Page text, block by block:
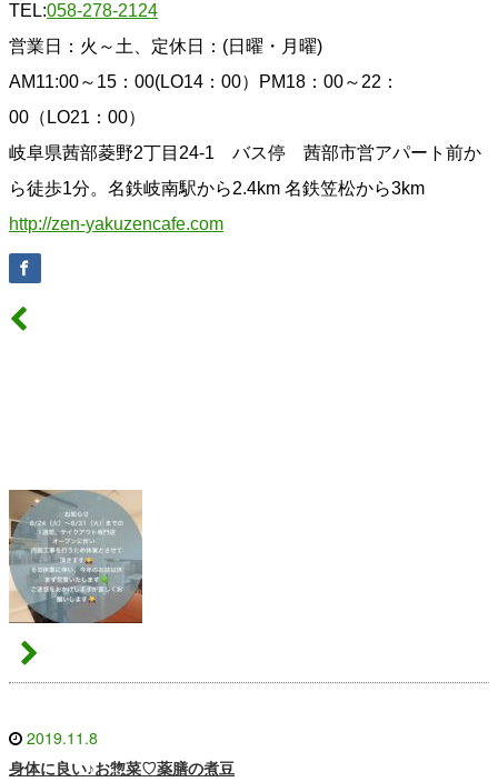
TEL:058-278-2124
営業日：火～土、定休日：(日曜・月曜)
AM11:00～15：00(LO14：00）PM18：00～22：
00（LO21：00）
岐阜県茜部菱野2丁目24-1 バス停 茜部市営アパート前か
ら徒歩1分。名鉄岐南駅から2.4km 名鉄笠松から3km
http://zen-yakuzencafe.com
2019.11.8
身体に良い♪お惣菜♡薬膳の煮豆